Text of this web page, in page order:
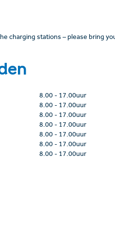
charging stations – please bring
8.00- 17.00uur
8.00- 17.00uur
8.00- 17.00uur
8.00- 17.00uur
8.00- 17.00uur
8.00- 17.00uur
8.00- 17.00uur